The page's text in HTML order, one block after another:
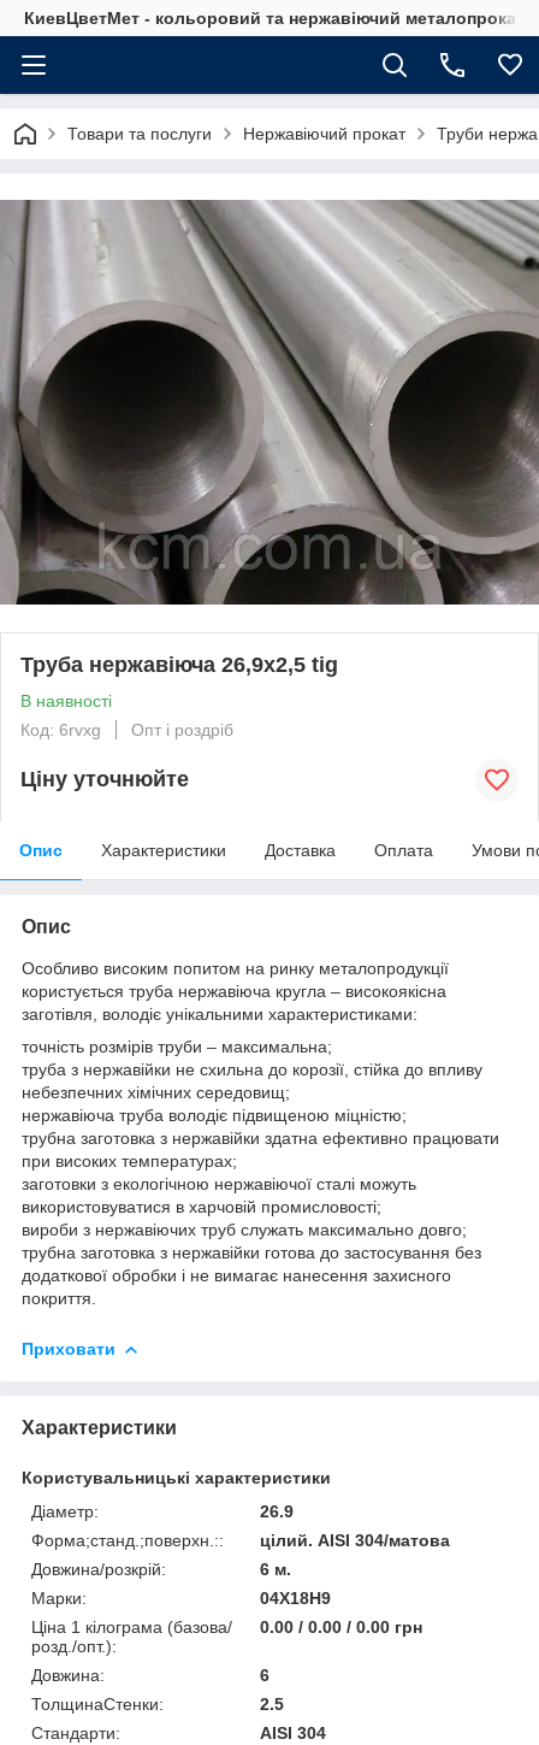
КиевЦветМет - кольоровий та нержавіючий металопрокат.
Товари та послуги Нержавіючий прокат Труби
Труба нержавіюча 26,9х2,5 tig
В наявності
Код: 6rvxg
Опт і роздріб
Ціну уточнюйте
Опис Характеристики Доставка Оплата Умови
Опис
Особливо високим попитом на ринку металопродукції
користується труба нержавіюча кругла – високоякісна
заготівля, володіє унікальними характеристиками:
точність розмірів труби – максимальна;
труба з нержавійки не схильна до корозії, стійка до впливу
небезпечних хімічних середовищ;
нержавіюча труба володіє підвищеною міцністю;
трубна заготовка з нержавійки здатна ефективно працювати
при високих температурах;
заготовки з екологічною нержавіючої сталі можуть
використовуватися в харчовій промисловості;
вироби з нержавіючих труб служать максимально довго;
трубна заготовка з нержавійки готова до застосування без
додаткової обробки і не вимагає нанесення захисного
покриття.
Приховати
Характеристики
Користувальницькі характеристики
Діаметр:
26.9
Форма;станд.;поверхн.::
цілий. AISI 304/матова
Довжина/розкрій:
6 м.
Марки:
04Х18Н9
Ціна 1 кілограма (базова/
розд./опт.):
0.00 / 0.00 / 0.00 грн
Довжина:
6
ТолщинаСтенки:
2.5
Стандарти:
AISI 304